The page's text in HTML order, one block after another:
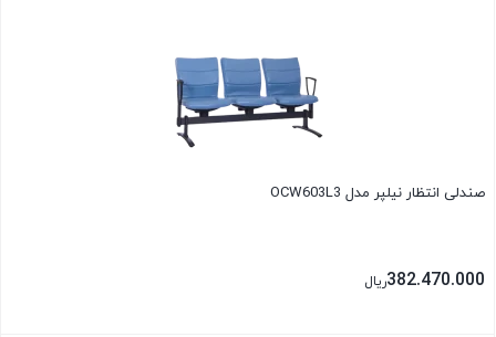
صندلی انتظار نیلپر مدل OCW603L3
382.470.000ریال